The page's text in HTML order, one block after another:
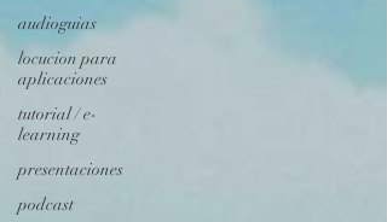
audioguias
locucion para
aplicaciones
tutorial / e-
learning
presentaciones
podcast